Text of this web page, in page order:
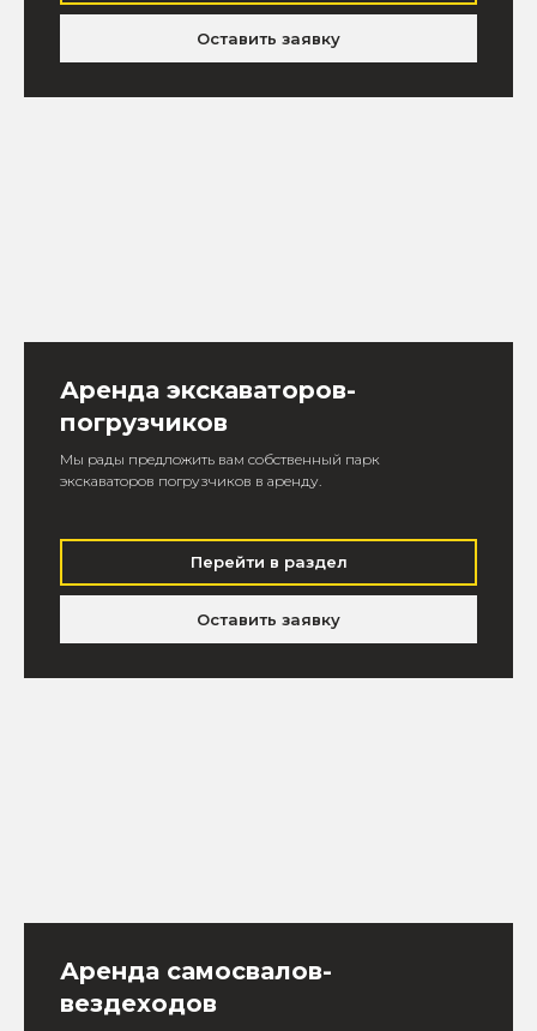
Оставить заявку
Аренда экскаваторов-
погрузчиков
Мы рады предложить вам собственный парк
экскаваторов погрузчиков в аренду.
Перейти в раздел
Оставить заявку
Аренда самосвалов-
вездеходов